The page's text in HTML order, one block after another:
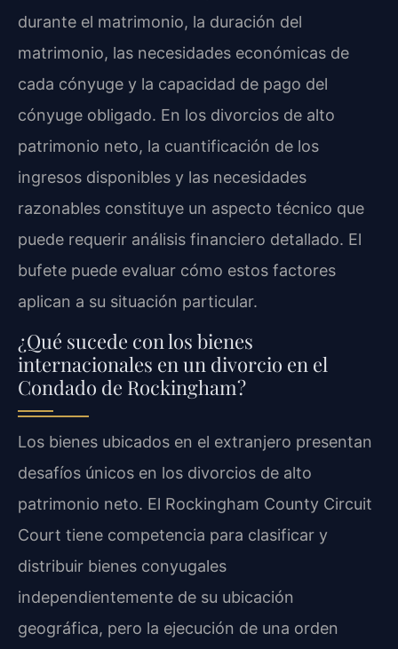
durante el matrimonio, la duración del
matrimonio, las necesidades económicas de
cada cónyuge y la capacidad de pago del
cónyuge obligado. En los divorcios de alto
patrimonio neto, la cuantificación de los
ingresos disponibles y las necesidades
razonables constituye un aspecto técnico que
puede requerir análisis financiero detallado. El
bufete puede evaluar cómo estos factores
aplican a su situación particular.
¿Qué sucede con los bienes
internacionales en un divorcio en el
Condado de Rockingham?
Los bienes ubicados en el extranjero presentan
desafíos únicos en los divorcios de alto
patrimonio neto. El Rockingham County Circuit
Court tiene competencia para clasificar y
distribuir bienes conyugales
independientemente de su ubicación
geográfica, pero la ejecución de una orden